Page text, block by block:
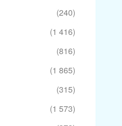
(240)
(1 416)
(816)
(1 865)
(315)
(1 573)